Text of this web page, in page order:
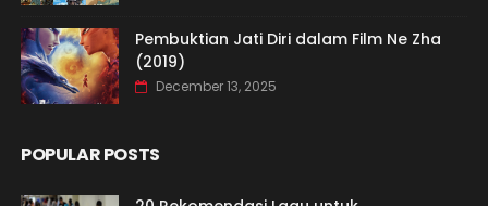
Pembuktian Jati Diri dalam Film Ne Zha
(2019)
December 13, 2025
POPULAR POSTS